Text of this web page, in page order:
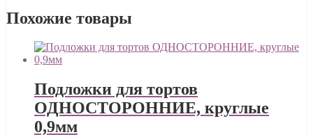
Похожие товары
Подложки для тортов
ОДНОСТОРОННИЕ, круглые
0,9мм